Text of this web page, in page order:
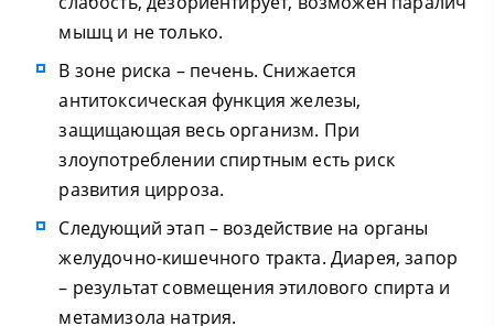
мышц и не только.
В зоне риска – печень. Снижается
антитоксическая функция железы,
защищающая весь организм. При
злоупотреблении спиртным есть риск
развития цирроза.
Следующий этап – воздействие на органы
желудочно-кишечного тракта. Диарея, запор
– результат совмещения этилового спирта и
метамизола натрия.